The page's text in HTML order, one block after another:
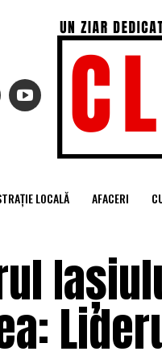
LOCALĂ AFACERI